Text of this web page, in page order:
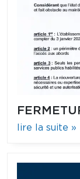
lire la suite »